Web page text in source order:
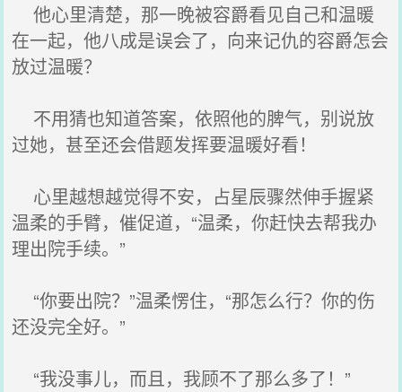
他心里清楚，那一晚被容爵看见自己和温暖
在一起，他八成是误会了，向来记仇的容爵怎会
放过温暖？
不用猜也知道答案，依照他的脾气，别说放
过她，甚至还会借题发挥要温暖好看！
心里越想越觉得不安，占星辰骤然伸手握紧
温柔的手臂，催促道，“温柔，你赶快去帮我办
理出院手续。”
“你要出院？”温柔愣住，“那怎么行？你的伤
还没完全好。”
“我没事儿，而且，我顾不了那么多了！”